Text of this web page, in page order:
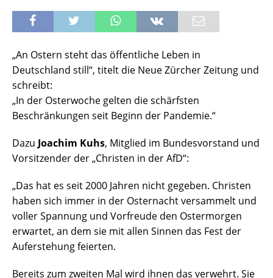
„An Ostern steht das öffentliche Leben in
Deutschland still“, titelt die Neue Zürcher Zeitung und
schreibt:
„In der Osterwoche gelten die schärfsten
Beschränkungen seit Beginn der Pandemie.“
Dazu Joachim Kuhs, Mitglied im Bundesvorstand und
Vorsitzender der „Christen in der AfD“:
„Das hat es seit 2000 Jahren nicht gegeben. Christen
haben sich immer in der Osternacht versammelt und
voller Spannung und Vorfreude den Ostermorgen
erwartet, an dem sie mit allen Sinnen das Fest der
Auferstehung feierten.
Bereits zum zweiten Mal wird ihnen das verwehrt. Sie